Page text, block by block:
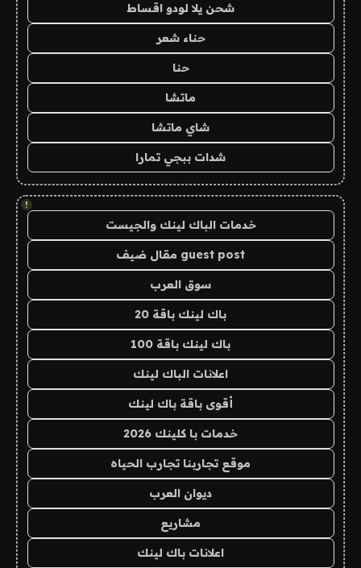
شحن يلا لودو اقساط
حناء شعر
حنا
ماتشا
شاي ماتشا
شدات ببجي تمارا
!
خدمات الباك لينك والجيست
guest post مقال ضيف
سوق العرب
باك لينك باقة 20
باك لينك باقة 100
اعلانات الباك لينك
أقوى باقة باك لينك
خدمات با كلينك 2026
موقع تجاربنا تجارب الحياه
ديوان العرب
مشاريع
اعلانات باك لينك